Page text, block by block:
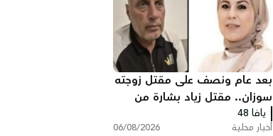
بعد عام ونصف على مقتل زوجته
سوزان.. مقتل زياد بشارة من
الطيرة في الطيبة
يافا 48
أخبار محلية 06/08/2026